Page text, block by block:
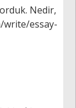
Nedir,
write/essay-